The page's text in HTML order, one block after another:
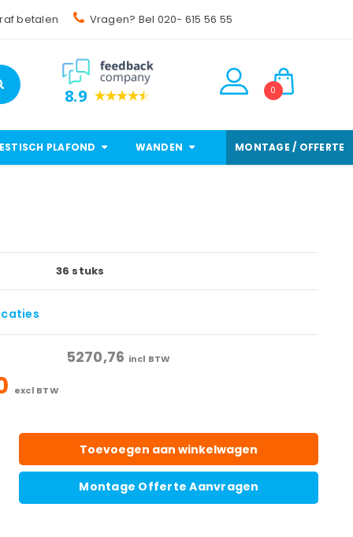
betalen Vragen? Bel 020- 615 56 55
8.9 0
PLAFOND WANDEN MONTAGE / OFFERTE
36 stuks
5270,76 incl BTW
excl BTW
Toevoegen aan winkelwagen
Montage Offerte Aanvragen